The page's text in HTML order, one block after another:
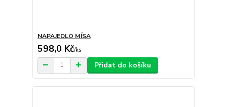
NAPAJEDLO MÍSA
598,0 Kč/ks
Přidat do košíku